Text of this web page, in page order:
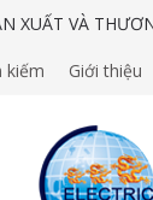
XUẤT VÀ
kiếm Giới thiệu